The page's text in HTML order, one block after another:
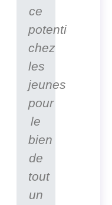
ce
potentiel
chez
les
jeunes
pour
le
bien
de
tout
un